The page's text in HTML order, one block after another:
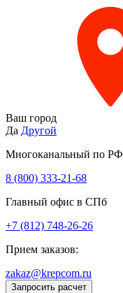
Ваш город
Да Другой
Многоканальный по РФ
8 (800) 333‑21-68
Главный офис в СПб
+7 (812) 748-26-26
Прием заказов:
zakaz@krepcom.ru
Запросить расчет